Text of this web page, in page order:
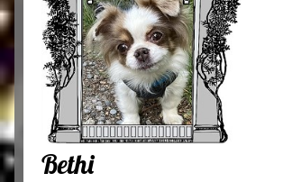
Bethi